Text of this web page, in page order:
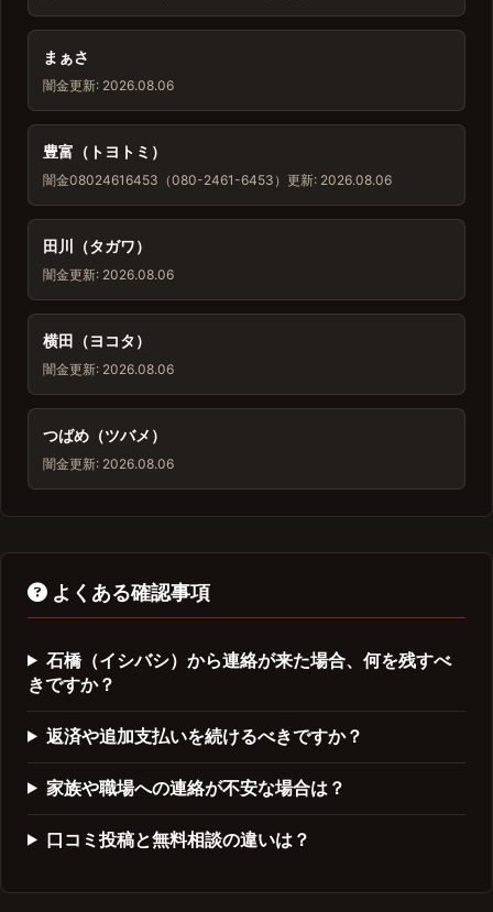
まぁさ
闇金更新: 2026.08.06
豊富（トヨトミ）
闇金08024616453（080-2461-6453） 更新: 2026.08.06
田川（タガワ）
闇金更新: 2026.08.06
横田（ヨコタ）
闇金更新: 2026.08.06
つばめ（ツバメ）
闇金更新: 2026.08.06
よくある確認事項
石橋（イシバシ）から連絡が来た場合、何を残すべ
きですか？
返済や追加支払いを続けるべきですか？
家族や職場への連絡が不安な場合は？
口コミ投稿と無料相談の違いは？